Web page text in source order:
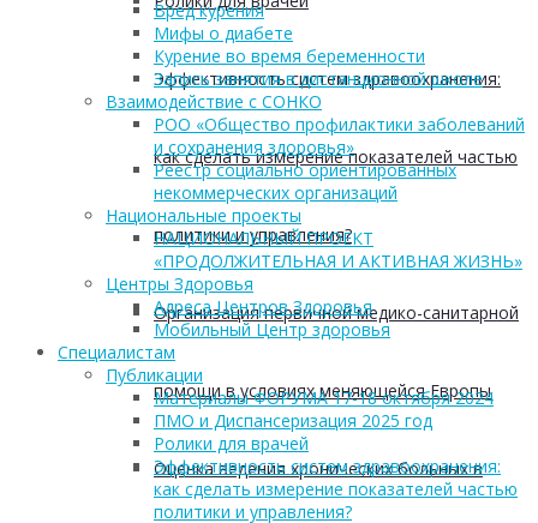
Эффективность систем здравоохранения:
как сделать измерение показателей частью
политики и управления?
Организация первичной медико-санитарной
помощи в условиях меняющейся Европы
Оценка ведения хронических больных в
Вред курения
Мифы о диабете
Курение во время беременности
Запись занятия в дистанционной школе
Взаимодействие с СОНКО
РОО «Общество профилактики заболеваний
и сохранения здоровья»
Реестр социально ориентированных
некоммерческих организаций
Национальные проекты
НАЦИОНАЛЬНЫЙ ПРОЕКТ
«ПРОДОЛЖИТЕЛЬНАЯ И АКТИВНАЯ ЖИЗНЬ»
Центры Здоровья
Адреса Центров Здоровья
Мобильный Центр здоровья
Cпециалистам
Публикации
Материалы ФОРУМА 17-18 октября 2024
ПМО и Диспансеризация 2025 год
Ролики для врачей
Эффективность систем здравоохранения:
как сделать измерение показателей частью
политики и управления?